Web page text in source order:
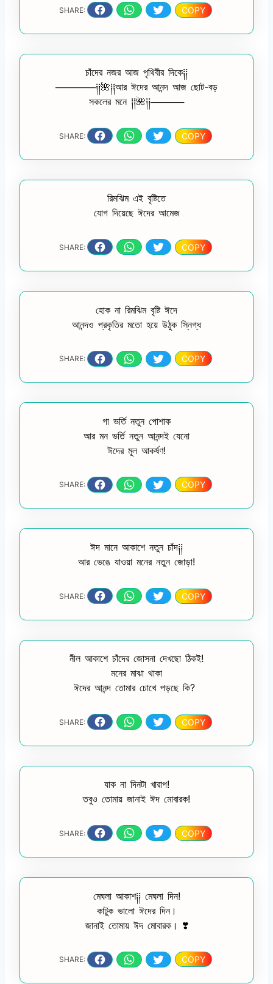
SHARE: COPY
চাঁদের নজর আজ পৃথিবীর দিকে༐༐
──────༏༏🌺༐༐আর ঈদের আনন্দ আজ ছোট-বড়
সকলের মনে ༐༐🌺༏༏─────
SHARE: COPY
রিমঝিম এই বৃষ্টিতে
যোগ দিয়েছে ঈদের আমেজ
SHARE: COPY
হোক না রিমঝিম বৃষ্টি ঈদে
আনন্দও প্রকৃতির মতো হয়ে উঠুক স্নিগ্ধ
SHARE: COPY
গা ভর্তি নতুন পোশাক
আর মন ভর্তি নতুন আনন্দই যেনো
ঈদের মূল আকর্ষণ!
SHARE: COPY
ঈদ মানে আকাশে নতুন চাঁদ༐༐
আর ভেঙে যাওয়া মনের নতুন জোড়া!
SHARE: COPY
নীল আকাশে চাঁদের জোসনা দেখছো ঠিকই!
মনের মাঝা থাকা
ঈদের আনন্দ তোমার চোখে পড়ছে কি?
SHARE: COPY
যাক না দিনটা খারাপ!
তবুও তোমায় জানাই ঈদ মোবারক!
SHARE: COPY
মেঘলা আকাশ༐༐ মেঘলা দিন!
কাটুক ভালো ঈদের দিন।
জানাই তোমায় ঈদ মোবারক। ❣️
SHARE: COPY